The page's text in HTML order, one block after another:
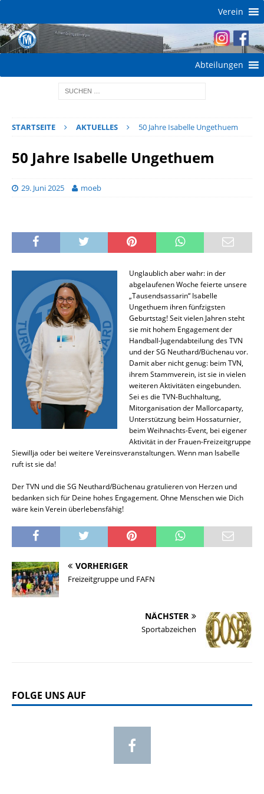
Verein
Abteilungen
STARTSEITE AKTUELLES 50 Jahre Isabelle Ungethuem
50 Jahre Isabelle Ungethuem
29. Juni 2025 moeb
Unglaublich aber wahr: in der
abgelaufenen Woche feierte unsere
„Tausendsassarin“ Isabelle
Ungethuem ihren fünfzigsten
Geburtstag! Seit vielen Jahren steht
sie mit hohem Engagement der
Handball-Jugendabteilung des TVN
und der SG Neuthard/Büchenau vor.
Damit aber nicht genug: beim TVN,
ihrem Stammverein, ist sie in vielen
weiteren Aktivitäten eingebunden.
Sei es die TVN-Buchhaltung,
Mitorganisation der Mallorcaparty,
Unterstützung beim Hossaturnier,
beim Weihnachts-Event, bei eigener
Aktivität in der Frauen-Freizeitgruppe
Siewillja oder bei weitere Vereinsveranstaltungen. Wenn man Isabelle
ruft ist sie da!
Der TVN und die SG Neuthard/Büchenau gratulieren von Herzen und
bedanken sich für Deine hohes Engagement. Ohne Menschen wie Dich
wäre kein Verein überlebensfähig!
VORHERIGER
Freizeitgruppe und FAFN
NÄCHSTER
Sportabzeichen
FOLGE UNS AUF